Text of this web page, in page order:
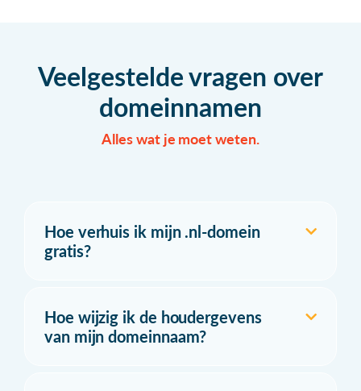
Veelgestelde vragen over
domeinnamen
Alles wat je moet weten.
Hoe verhuis ik mijn .nl-domein
gratis?
Hoe wijzig ik de houdergevens
van mijn domeinnaam?